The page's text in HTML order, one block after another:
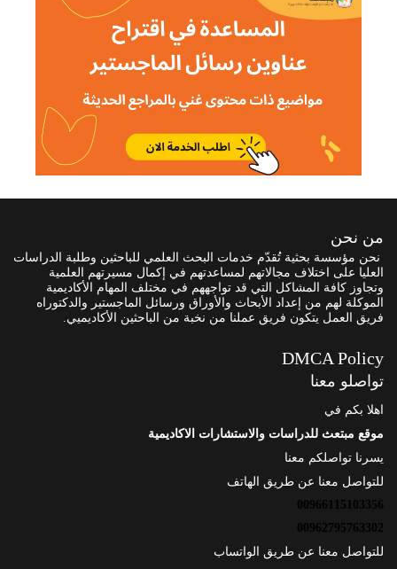
من نحن
نحن مؤسسة بحثية تُقدّم خدمات البحث العلمي للباحثين وطلبة الدراسات
العليا على اختلاف مجالاتهم لمساعدتهم في إكمال مسيرتهم العلمية
وتجاوز كافة المشاكل التي قد تواجههم في مختلف المهام الأكاديمية
الموكلة لهم من إعداد الأبحاث والأوراق ورسائل الماجستير والدكتوراه
فريق العمل يتكون فريق عملنا من نخبة من الباحثين الأكاديميي.
DMCA Policy
تواصلو معنا
اهلا بكم في
موقع مبتعث للدراسات والاستشارات الاكاديمية
يسرنا تواصلكم معنا
للتواصل معنا عن طريق الهاتف
00966115103356
00962795763302
للتواصل معنا عن طريق الواتساب